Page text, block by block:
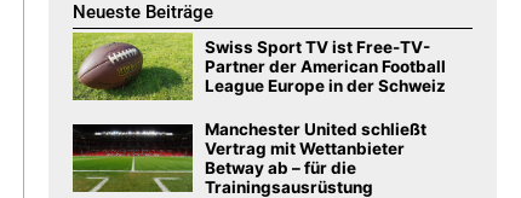
Neueste Beiträge
Swiss Sport TV ist Free-TV-
Partner der American Football
League Europe in der Schweiz
Manchester United schließt
Vertrag mit Wettanbieter
Betway ab – für die
Trainingsausrüstung